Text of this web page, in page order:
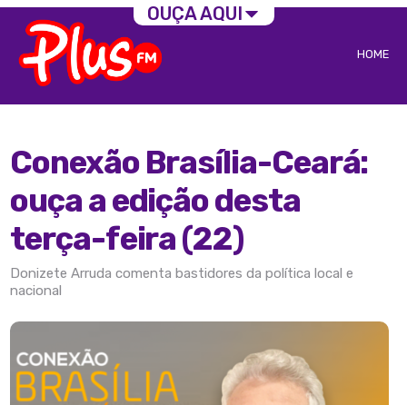
HOME
Conexão Brasília-Ceará:
ouça a edição desta
terça-feira (22)
Donizete Arruda comenta bastidores da política local e
nacional
OUÇA AQUI